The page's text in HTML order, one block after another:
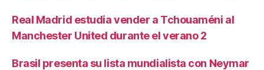
Real Madrid estudia vender a Tchouaméni al
Manchester United durante el verano 2
Brasil presenta su lista mundialista con Neymar